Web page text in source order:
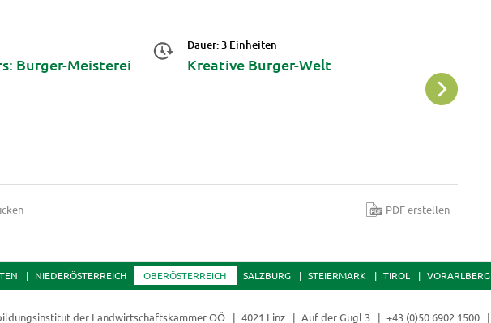
Burger-Meisterei
Dauer: 3 Einheiten
Kreative Burger-Welt
PDF erstellen
NIEDERÖSTERREICH OBERÖSTERREICH SALZBURG STEIERMARK TIROL VORARLBERG
der Landwirtschaftskammer OÖ 4021 Linz Auf der Gugl 3 +43 (0)50 6902 1500